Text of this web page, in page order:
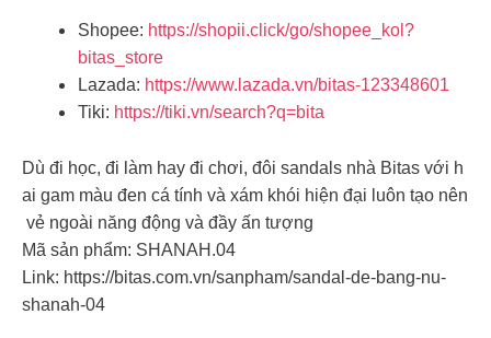
Shopee: https://shopii.click/go/shopee_kol?
bitas_store
Lazada: https://www.lazada.vn/bitas-123348601
Tiki: https://tiki.vn/search?q=bita
Dù đi học, đi làm hay đi chơi, đôi sandals nhà Bitas với h
ai gam màu đen cá tính và xám khói hiện đại luôn tạo nên
vẻ ngoài năng động và đầy ấn tượng
Mã sản phẩm: SHANAH.04
Link: https://bitas.com.vn/sanpham/sandal-de-bang-nu-
shanah-04